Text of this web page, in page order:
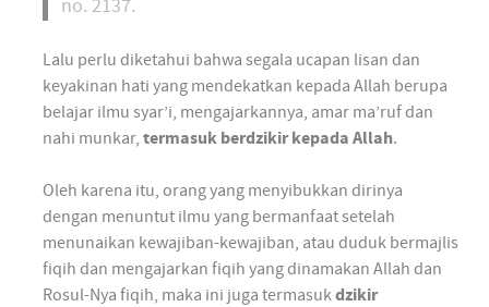
no. 2137.
Lalu perlu diketahui bahwa segala ucapan lisan dan
keyakinan hati yang mendekatkan kepada Allah berupa
belajar ilmu syar’i, mengajarkannya, amar ma’ruf dan
nahi munkar, termasuk berdzikir kepada Allah.
Oleh karena itu, orang yang menyibukkan dirinya
dengan menuntut ilmu yang bermanfaat setelah
menunaikan kewajiban-kewajiban, atau duduk bermajlis
fiqih dan mengajarkan fiqih yang dinamakan Allah dan
Rosul-Nya fiqih, maka ini juga termasukdzikir